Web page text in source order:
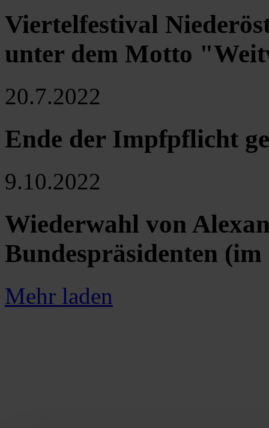
Viertelfestival
unter dem Motto
20.7.2022
Ende der Impfpflicht
9.10.2022
Wiederwahl von
Bundespräsidenten
Mehr laden